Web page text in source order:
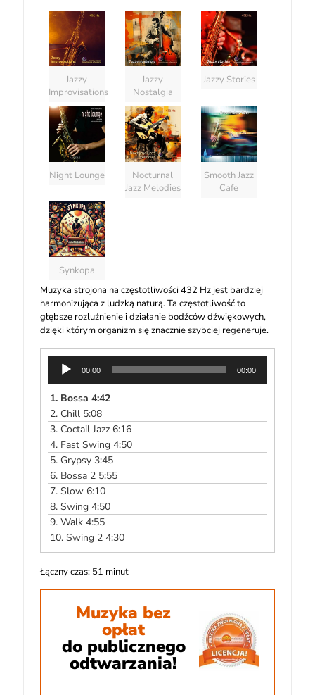
Jazzy
Improvisations
Jazzy
Nostalgia
Jazzy Stories
Night Lounge
Nocturnal
Jazz Melodies
Smooth Jazz
Cafe
Synkopa
Muzyka strojona na częstotliwości 432 Hz jest bardziej
harmonizująca z ludzką naturą. Ta częstotliwość to
głębsze rozluźnienie i działanie bodźców dźwiękowych,
dzięki którym organizm się znacznie szybciej regeneruje.
Odtwarzacz
plików
dźwiękowych
00:00 00:00
1. Bossa 4:42
2. Chill 5:08
3. Coctail Jazz 6:16
4. Fast Swing 4:50
5. Grypsy 3:45
6. Bossa 2 5:55
7.Slow 6:10
8.Swing 4:50
9.Walk 4:55
10.Swing 2 4:30
Łączny czas: 51 minut
Muzyka bez
opłat
do publicznego
odtwarzania!